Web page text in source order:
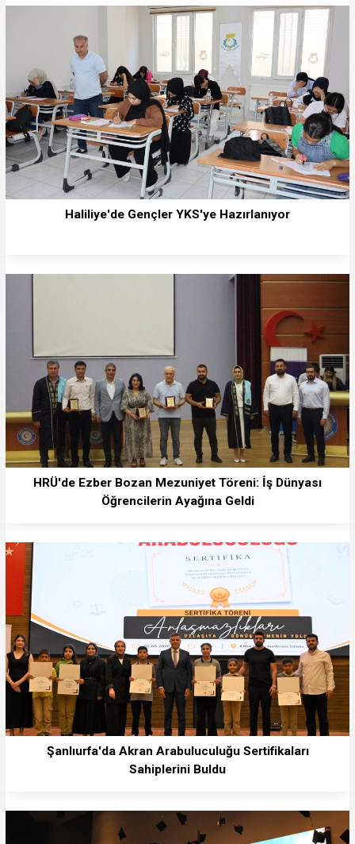
Haliliye'de Gençler YKS'ye Hazırlanıyor
HRÜ'de Ezber Bozan Mezuniyet Töreni: İş Dünyası
Öğrencilerin Ayağına Geldi
Şanlıurfa'da Akran Arabuluculuğu Sertifikaları
Sahiplerini Buldu